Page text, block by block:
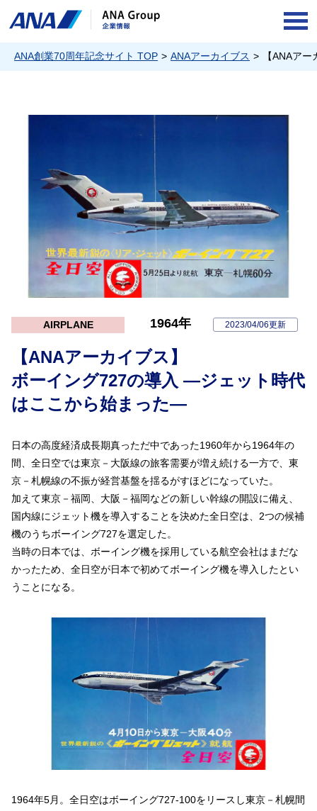
ANA創業70周年記念サイト TOP ANAアーカイブス 【ANAア
AIRPLANE 1964年 2023/04/06更新
【ANAアーカイブス】
ボーイング727の導入 —ジェット時代
はここから始まった—
日本の高度経済成長期真っただ中であった1960年から1964年の
間、全日空では東京－大阪線の旅客需要が増え続ける一方で、東
京－札幌線の不振が経営基盤を揺るがすほどになっていた。
加えて東京－福岡、大阪－福岡などの新しい幹線の開設に備え、
国内線にジェット機を導入することを決めた全日空は、2つの候補
機のうちボーイング727を選定した。
当時の日本では、ボーイング機を採用している航空会社はまだな
かったため、全日空が日本で初めてボーイング機を導入したとい
うことになる。
1964年5月。全日空はボーイング727-100をリースし東京－札幌間